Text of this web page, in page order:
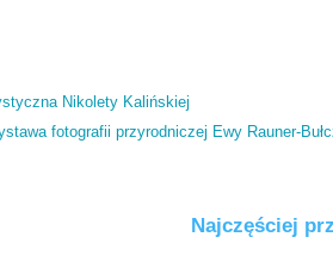
Nikolety Kalińskiej
fotografii przyrodniczej Ewy Rauner-
Najczęściej